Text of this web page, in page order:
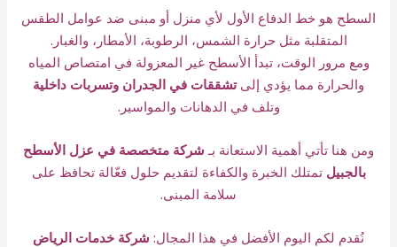
السطح هو خط الدفاع الأول لأي منزل أو مبنى ضد عوامل الطقس
المتقلبة مثل حرارة الشمس، الرطوبة، الأمطار، والغبار.
ومع مرور الوقت، تبدأ الأسطح غير المعزولة في امتصاص المياه
والحرارة مما يؤدي إلىتشققات في الجدران وتسربات داخلية
وتلف في الدهانات والمواسير.
ومن هنا تأتي أهمية الاستعانة بـ شركة متخصصة في عزل الأسطح
بالجبيل تمتلك الخبرة والكفاءة لتقديم حلول فعّالة تحافظ على
سلامة المبنى.
نُقدم لكم اليوم الأفضل في هذا المجال: شركة خدمات الرياض